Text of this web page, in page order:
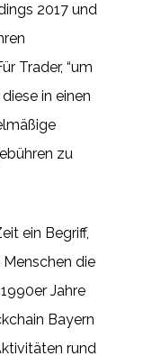
2017 und
Trader, “um
in einen
zu
ein Begriff,
die
Jahre
Bayern
rund